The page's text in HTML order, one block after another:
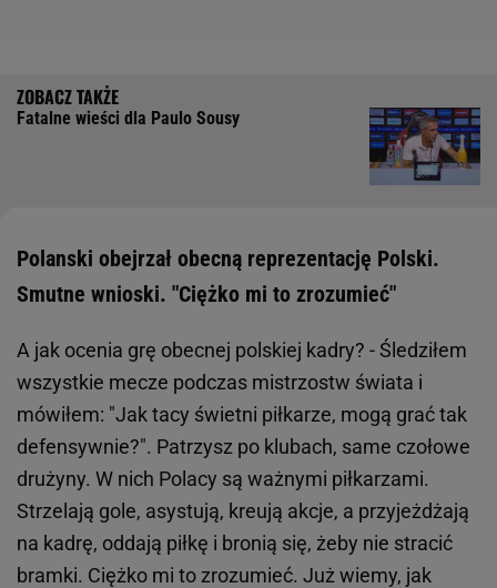
Fatalne wieści dla Paulo Sousy
Polanski obejrzał obecną reprezentację Polski.
Smutne wnioski. "Ciężko mi to zrozumieć"
A jak ocenia grę obecnej polskiej kadry? - Śledziłem
wszystkie mecze podczas mistrzostw świata i
mówiłem: "Jak tacy świetni piłkarze, mogą grać tak
defensywnie?". Patrzysz po klubach, same czołowe
drużyny. W nich Polacy są ważnymi piłkarzami.
Strzelają gole, asystują, kreują akcje, a przyjeżdżają
na kadrę, oddają piłkę i bronią się, żeby nie stracić
bramki. Ciężko mi to zrozumieć. Już wiemy, jak